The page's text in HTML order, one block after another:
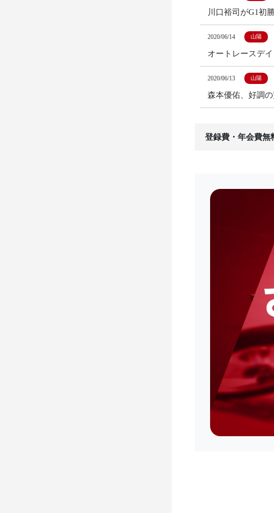
川口裕司がG1初
2020/06/14 山陽
オートレースデ
2020/06/13 山陽
森本優佑、好調
登録費・年会費無